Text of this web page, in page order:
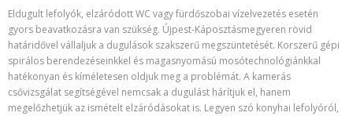
Eldugult lefolyók, elzáródott WC vagy fürdőszobai vízelvezetés esetén
gyors beavatkozásra van szükség. Újpest-Káposztásmegyeren rövid
határidővel vállaljuk a dugulások szakszerű megszüntetését. Korszerű gépi
spirálos berendezéseinkkel és magasnyomású mosótechnológiánkkal
hatékonyan és kíméletesen oldjuk meg a problémát. A kamerás
csővizsgálat segítségével nemcsak a dugulást hárítjuk el, hanem
megelőzhetjük az ismételt elzáródásokat is. Legyen szó konyhai lefolyóról,